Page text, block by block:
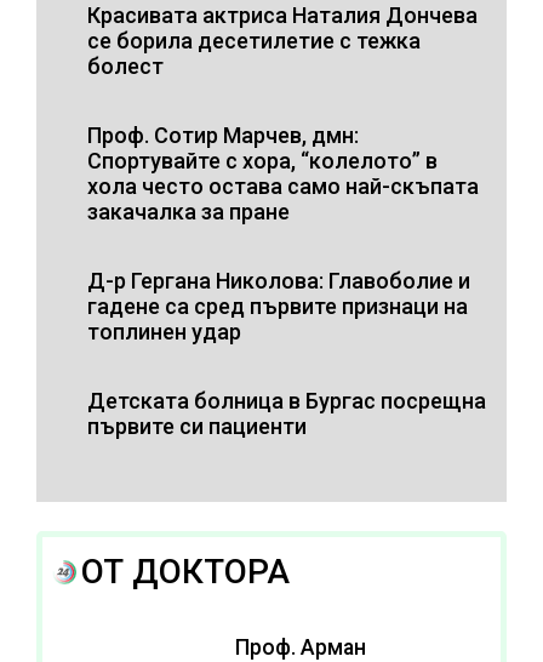
Красивата актриса Наталия Дончева
се борила десетилетие с тежка
болест
Проф. Сотир Марчев, дмн:
Спортувайте с хора, “колелото” в
хола често остава само най-скъпата
закачалка за пране
Д-р Гергана Николова: Главоболие и
гадене са сред първите признаци на
топлинен удар
Детската болница в Бургас посрещна
първите си пациенти
ОТ ДОКТОРА
Проф. Арман